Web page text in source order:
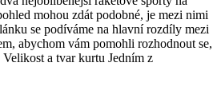
mohou zdát podobné, je mezi nimi
se podíváme na hlavní rozdíly mezi
abychom vám pomohli rozhodnout se,
a tvar kurtu Jedním z